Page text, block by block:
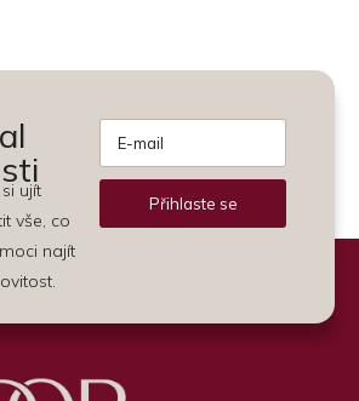
ujít
vše, co
najít
Přihlaste se